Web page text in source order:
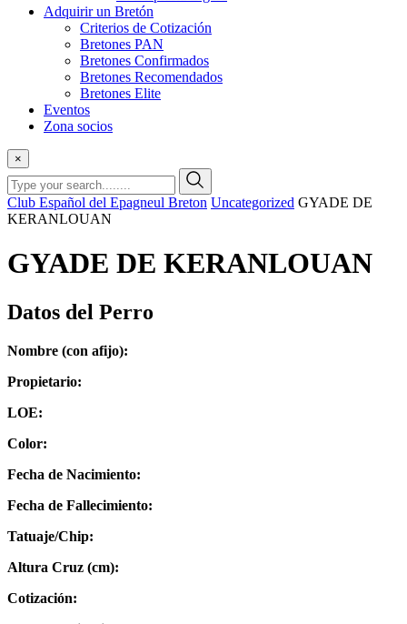
Adquirir un Bretón
Criterios de Cotización
Bretones PAN
Bretones Confirmados
Bretones Recomendados
Bretones Elite
Eventos
Zona socios
×
Club Español del Epagneul Breton Uncategorized GYADE DE
KERANLOUAN
GYADE DE KERANLOUAN
Datos del Perro
Nombre (con afijo):
Propietario:
LOE:
Color:
Fecha de Nacimiento:
Fecha de Fallecimiento:
Tatuaje/Chip:
Altura Cruz (cm):
Cotización: